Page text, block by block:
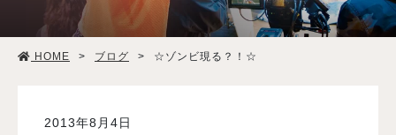
学校紹介・教育システム
学生生活
HOME > ブログ > ☆ゾンビ現る？！☆
2013年8月4日